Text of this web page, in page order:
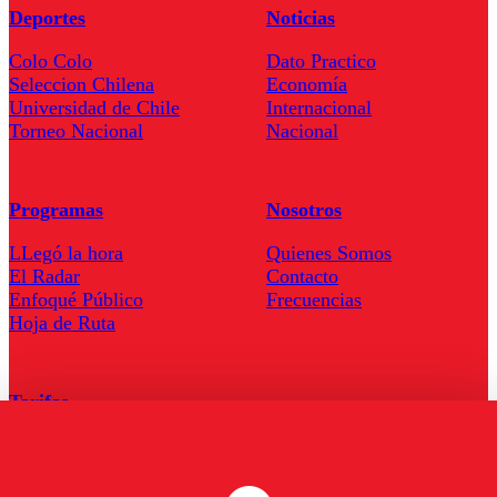
Deportes
Colo Colo
Seleccion Chilena
Universidad de Chile
Torneo Nacional
Noticias
Dato Practico
Economía
Internacional
Nacional
Programas
LLegó la hora
El Radar
Enfoqué Público
Hoja de Ruta
Nosotros
Quienes Somos
Contacto
Frecuencias
Tarifas